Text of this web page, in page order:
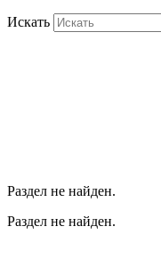
Искать
Раздел не найден.
Раздел не найден.